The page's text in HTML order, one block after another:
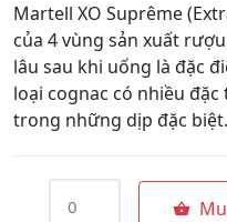
Martell XO Suprême
của 4 vùng sản xuất
lâu sau khi uống là đặc
loại cognac có nhiều
trong những dịp đặc biệt.